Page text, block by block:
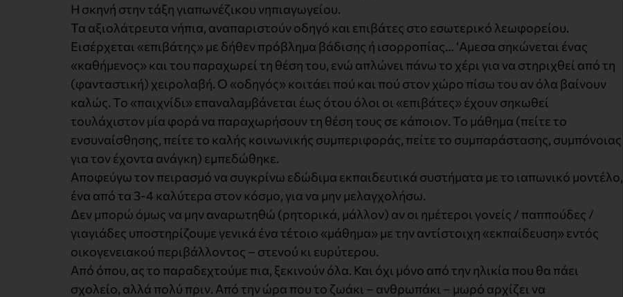
Η σκηνή στην τάξη γιαπωνέζικου νηπιαγωγείου.
Τα αξιολάτρευτα νήπια, αναπαριστούν οδηγό και επιβάτες στο εσωτερικό λεωφορείου.
Εισέρχεται «επιβάτης» με δήθεν πρόβλημα βάδισης ή ισορροπίας… ‘Αμεσα σηκώνεται ένας
«καθήμενος» και του παραχωρεί τη θέση του, ενώ απλώνει πάνω το χέρι για να στηριχθεί από τη
(φανταστική) χειρολαβή. Ο «οδηγός» κοιτάει πού και πού στον χώρο πίσω του αν όλα βαίνουν
καλώς. Το «παιχνίδι» επαναλαμβάνεται έως ότου όλοι οι «επιβάτες» έχουν σηκωθεί
τουλάχιστον μία φορά να παραχωρήσουν τη θέση τους σε κάποιον. Το μάθημα (πείτε το
ενσυναίσθησης, πείτε το καλής κοινωνικής συμπεριφοράς, πείτε το συμπαράστασης, συμπόνοιας
για τον έχοντα ανάγκη) εμπεδώθηκε.
Αποφεύγω τον πειρασμό να συγκρίνω εδώδιμα εκπαιδευτικά συστήματα με το ιαπωνικό μοντέλο,
ένα από τα 3-4 καλύτερα στον κόσμο, για να μην μελαγχολήσω.
Δεν μπορώ όμως να μην αναρωτηθώ (ρητορικά, μάλλον) αν οι ημέτεροι γονείς / παππούδες /
γιαγιάδες υποστηρίζουμε γενικά ένα τέτοιο «μάθημα» με την αντίστοιχη «εκπαίδευση» εντός
οικογενειακού περιβάλλοντος – στενού κι ευρύτερου.
Από όπου, ας το παραδεχτούμε πια, ξεκινούν όλα. Και όχι μόνο από την ηλικία που θα πάει
σχολείο, αλλά πολύ πριν. Από την ώρα που το ζωάκι – ανθρωπάκι – μωρό αρχίζει να